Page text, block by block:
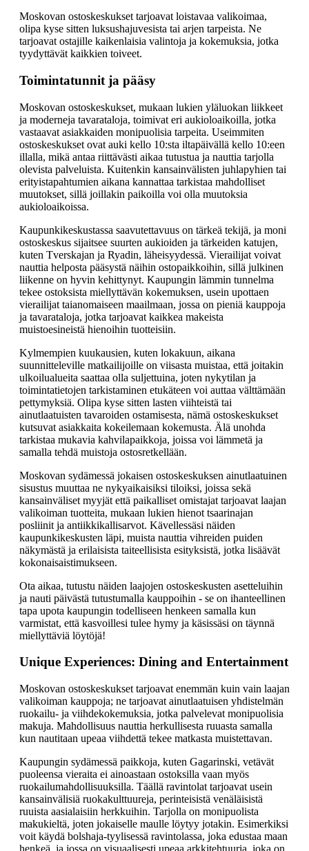
Moskovan ostoskeskukset tarjoavat loistavaa valikoimaa,
olipa kyse sitten luksushajuvesista tai arjen tarpeista. Ne
tarjoavat ostajille kaikenlaisia valintoja ja kokemuksia, jotka
tyydyttävät kaikkien toiveet.
Toimintatunnit ja pääsy
Moskovan ostoskeskukset, mukaan lukien yläluokan liikkeet
ja moderneja tavarataloja, toimivat eri aukioloaikoilla, jotka
vastaavat asiakkaiden monipuolisia tarpeita. Useimmiten
ostoskeskukset ovat auki kello 10:sta iltapäivällä kello 10:een
illalla, mikä antaa riittävästi aikaa tutustua ja nauttia tarjolla
olevista palveluista. Kuitenkin kansainvälisten juhlapyhien tai
erityistapahtumien aikana kannattaa tarkistaa mahdolliset
muutokset, sillä joillakin paikoilla voi olla muutoksia
aukioloaikoissa.
Kaupunkikeskustassa saavutettavuus on tärkeä tekijä, ja moni
ostoskeskus sijaitsee suurten aukioiden ja tärkeiden katujen,
kuten Tverskajan ja Ryadin, läheisyydessä. Vierailijat voivat
nauttia helposta pääsystä näihin ostopaikkoihin, sillä julkinen
liikenne on hyvin kehittynyt. Kaupungin lämmin tunnelma
tekee ostoksista miellyttävän kokemuksen, usein upottaen
vierailijat taianomaiseen maailmaan, jossa on pieniä kauppoja
ja tavarataloja, jotka tarjoavat kaikkea makeista
muistoesineistä hienoihin tuotteisiin.
Kylmempien kuukausien, kuten lokakuun, aikana
suunnitteleville matkailijoille on viisasta muistaa, että joitakin
ulkoilualueita saattaa olla suljettuina, joten nykytilan ja
toimintatietojen tarkistaminen etukäteen voi auttaa välttämään
pettymyksiä. Olipa kyse sitten lasten viihteistä tai
ainutlaatuisten tavaroiden ostamisesta, nämä ostoskeskukset
kutsuvat asiakkaita kokeilemaan kokemusta. Älä unohda
tarkistaa mukavia kahvilapaikkoja, joissa voi lämmetä ja
samalla tehdä muistoja ostosretkellään.
Moskovan sydämessä jokaisen ostoskeskuksen ainutlaatuinen
sisustus muuttaa ne nykyaikaisiksi tiloiksi, joissa sekä
kansainväliset myyjät että paikalliset omistajat tarjoavat laajan
valikoiman tuotteita, mukaan lukien hienot tsaarinajan
posliinit ja antiikkikallisarvot. Kävellessäsi näiden
kaupunkikeskusten läpi, muista nauttia vihreiden puiden
näkymästä ja erilaisista taiteellisista esityksistä, jotka lisäävät
kokonaisaistimukseen.
Ota aikaa, tutustu näiden laajojen ostoskeskusten asetteluihin
ja nauti päivästä tutustumalla kauppoihin - se on ihanteellinen
tapa upota kaupungin todelliseen henkeen samalla kun
varmistat, että kasvoillesi tulee hymy ja käsissäsi on täynnä
miellyttäviä löytöjä!
Unique Experiences: Dining and Entertainment
Moskovan ostoskeskukset tarjoavat enemmän kuin vain laajan
valikoiman kauppoja; ne tarjoavat ainutlaatuisen yhdistelmän
ruokailu- ja viihdekokemuksia, jotka palvelevat monipuolisia
makuja. Mahdollisuus nauttia herkullisesta ruuasta samalla
kun nautitaan upeaa viihdettä tekee matkasta muistettavan.
Kaupungin sydämessä paikkoja, kuten Gagarinski, vetävät
puoleensa vieraita ei ainoastaan ostoksilla vaan myös
ruokailumahdollisuuksilla. Täällä ravintolat tarjoavat usein
kansainvälisiä ruokakulttuureja, perinteisistä venäläisistä
ruuista aasialaisiin herkkuihin. Tarjolla on monipuolista
makukieltä, joten jokaiselle maulle löytyy jotakin. Esimerkiksi
voit käydä bolshaja-tyylisessä ravintolassa, joka edustaa maan
henkeä, ja jossa on visuaalisesti upeaa arkkitehtuuria, joka on